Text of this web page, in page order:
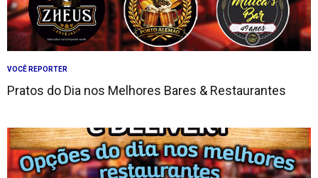
VOCÊ REPORTER
Pratos do Dia nos Melhores Bares & Restaurantes